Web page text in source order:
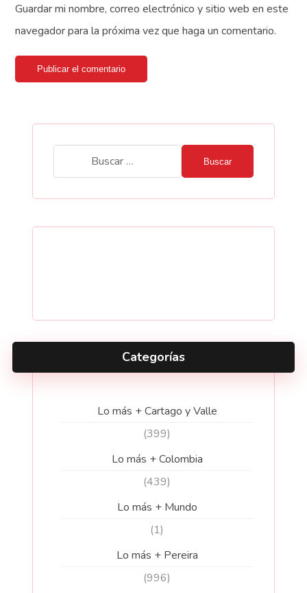
Guardar mi nombre, correo electrónico y sitio web en este
navegador para la próxima vez que haga un comentario.
Publicar el comentario
Buscar
Categorías
Lo más + Cartago y Valle
(399)
Lo más + Colombia
(439)
Lo más + Mundo
(1)
Lo más + Pereira
(996)